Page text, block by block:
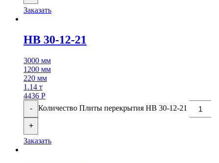
Заказать
НВ 30-12-21
3000 мм
1200 мм
220 мм
1.14 т
4436 Р
-
Количество Плиты перекрытия НВ 30-12-21
+
Заказать